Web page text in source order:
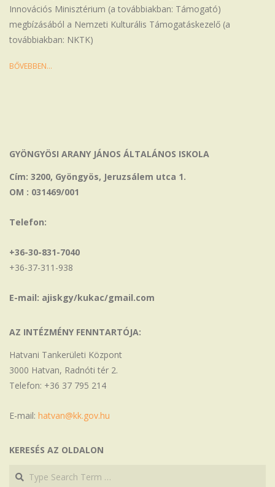
Innovációs Minisztérium (a továbbiakban: Támogató)
megbízásából a Nemzeti Kulturális Támogatáskezelő (a
továbbiakban: NKTK)
BŐVEBBEN…
GYÖNGYÖSI ARANY JÁNOS ÁLTALÁNOS ISKOLA
Cím: 3200, Gyöngyös, Jeruzsálem utca 1.
OM : 031469/001
Telefon:
+36-30-831-7040
+36-37-311-938
E-mail: ajiskgy/kukac/gmail.com
AZ INTÉZMÉNY FENNTARTÓJA:
Hatvani Tankerületi Központ
3000 Hatvan, Radnóti tér 2.
Telefon: +36 37 795 214
E-mail: hatvan@kk.gov.hu
KERESÉS AZ OLDALON
Search
Search